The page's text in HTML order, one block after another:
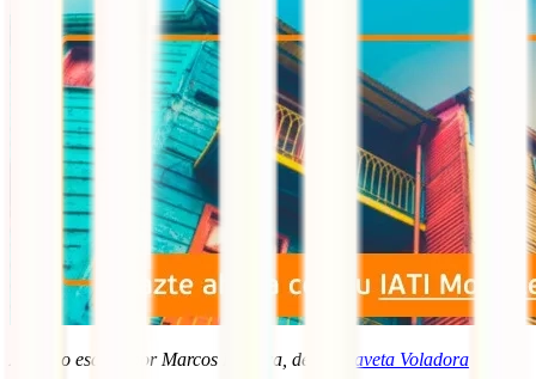
Artículo escrito por Marcos Barrera, de La Gaveta Voladora